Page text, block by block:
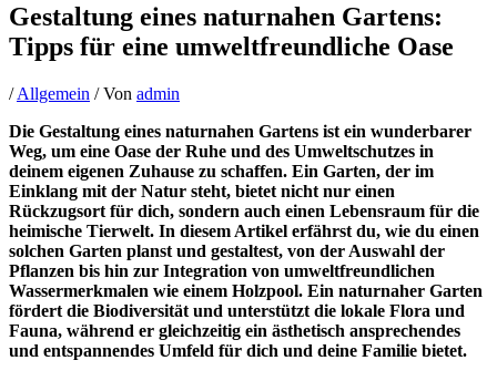
Gestaltung eines naturnahen Gartens:
Tipps für eine umweltfreundliche Oase
/Allgemein / Von admin
Die Gestaltung eines naturnahen Gartens ist ein wunderbarer
Weg, um eine Oase der Ruhe und des Umweltschutzes in
deinem eigenen Zuhause zu schaffen. Ein Garten, der im
Einklang mit der Natur steht, bietet nicht nur einen
Rückzugsort für dich, sondern auch einen Lebensraum für die
heimische Tierwelt. In diesem Artikel erfährst du, wie du einen
solchen Garten planst und gestaltest, von der Auswahl der
Pflanzen bis hin zur Integration von umweltfreundlichen
Wassermerkmalen wie einem Holzpool. Ein naturnaher Garten
fördert die Biodiversität und unterstützt die lokale Flora und
Fauna, während er gleichzeitig ein ästhetisch ansprechendes
und entspannendes Umfeld für dich und deine Familie bietet.